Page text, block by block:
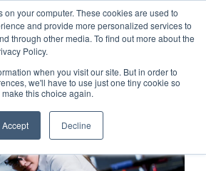
on your computer. These cookies are used to
and provide more personalized services to
through other media. To find out more about the
Policy.
when you visit our site. But in order to
we'll have to use just one tiny cookie so
this choice again.
Accept Decline